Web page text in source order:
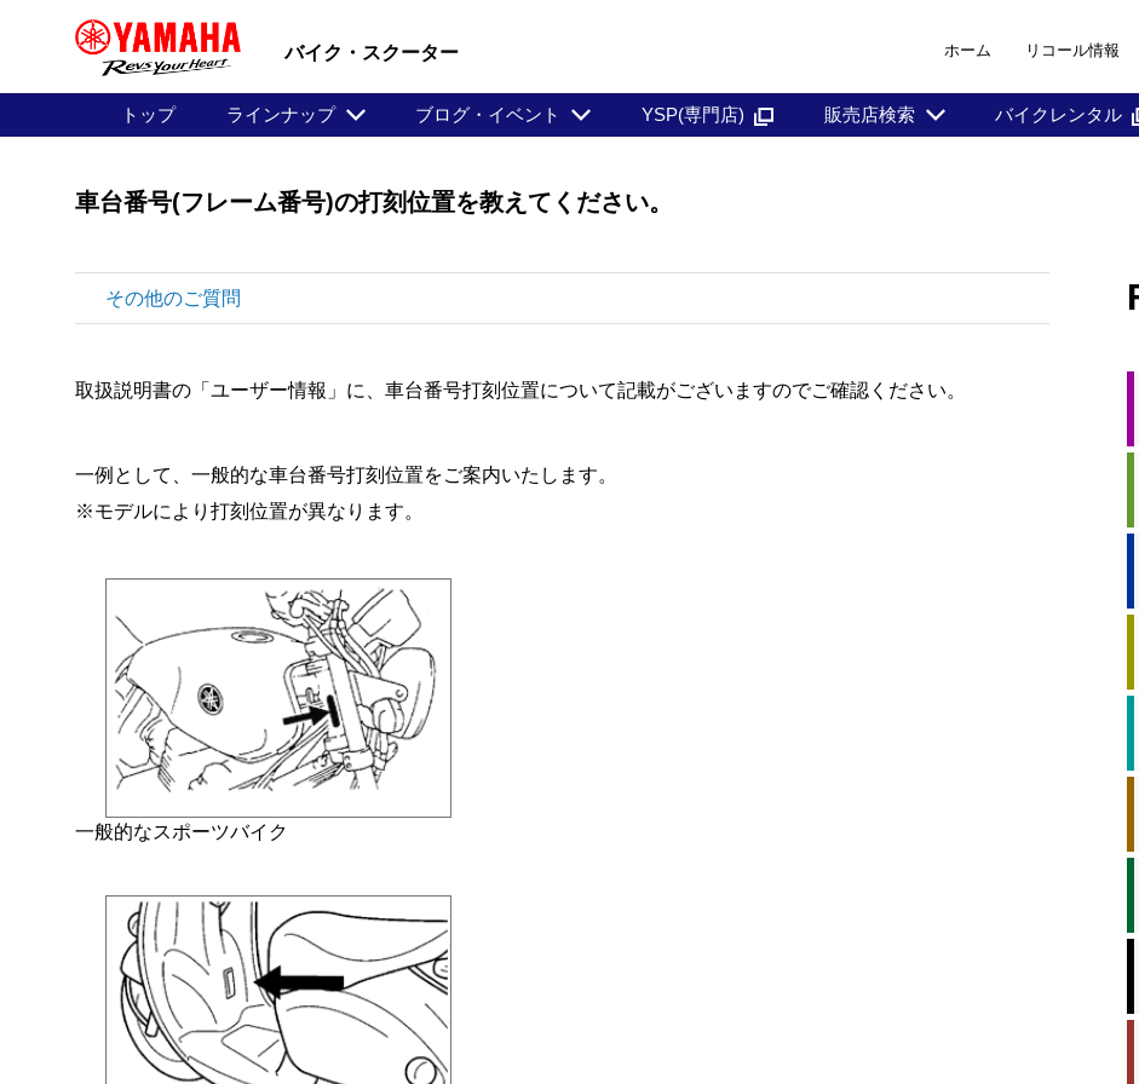
バイク・スクーター ホーム リコール情報
トップ ラインナップ ブログ・イベント YSP(専門店) 販売店検索 バイクレンタル
車台番号(フレーム番号)の打刻位置を教えてください。
その他のご質問
取扱説明書の「ユーザー情報」に、車台番号打刻位置について記載がございますのでご確認ください。
一例として、一般的な車台番号打刻位置をご案内いたします。
※モデルにより打刻位置が異なります。
一般的なスポーツバイク